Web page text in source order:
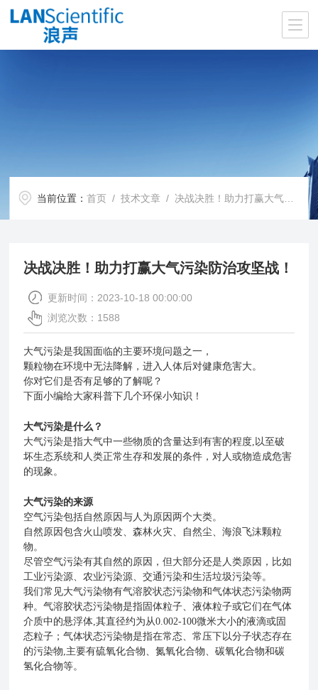
当前位置：首页 /技术文章 / 决战决胜！助力打赢大气污染防治攻坚战！
决战决胜！助力打赢大气污染防治攻坚战！
更新时间：2023-10-18 00:00:00
浏览次数：1588
大气污染是我国面临的主要环境问题之一，
颗粒物在环境中无法降解，进入人体后对健康危害大。
你对它们是否有足够的了解呢？
下面小编给大家科普下几个环保小知识！
大气污染是什么？
大气污染是指大气中一些物质的含量达到有害的程度,以至破
坏生态系统和人类正常生存和发展的条件，对人或物造成危害
的现象。
大气污染的来源
空气污染包括自然原因与人为原因两个大类。
自然原因包含火山喷发、森林火灾、自然尘、海浪飞沫颗粒
物。
尽管空气污染有其自然的原因，但大部分还是人类原因，比如
工业污染源、农业污染源、交通污染和生活垃圾污染等。
我们常见大气污染物有气溶胶状态污染物和气体状态污染物两
种。气溶胶状态污染物是指固体粒子、液体粒子或它们在气体
介质中的悬浮体,其直径约为从0.002-100微米大小的液滴或固
态粒子；气体状态污染物是指在常态、常压下以分子状态存在
的污染物,主要有硫氧化合物、氮氧化合物、碳氧化合物和碳
氢化合物等。